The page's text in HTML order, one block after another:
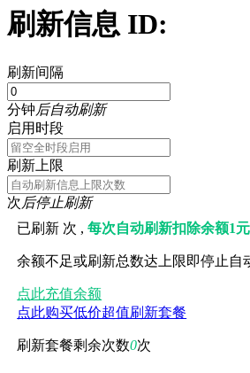
刷新信息 ID:
刷新间隔
分钟后自动刷新
启用时段
刷新上限
次后停止刷新
已刷新 次 ,每次自动刷新扣除余额1元
余额不足或刷新总数达上限即停止自
点此充值余额
点此购买低价超值刷新套餐
刷新套餐剩余次数0次